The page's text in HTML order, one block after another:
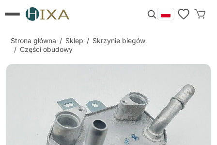
Strona główna / Sklep / Skrzynie biegów
/ Części obudowy